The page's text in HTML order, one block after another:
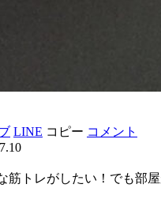
LINE コピー コメント
筋トレがしたい！でも